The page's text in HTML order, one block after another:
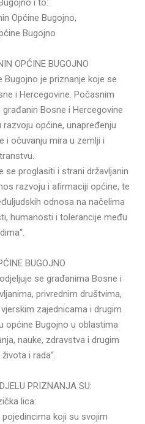
i to:
Općine Bugojno,
Bugojno
OPĆINE BUGOJNO
Bugojno je priznanje koje se
i Hercegovine. Počasnim
Bosne i Hercegovine
općine, unapređenju
i očuvanju mira u zemlji i
se proglasiti i strani državljanin
razvoju i afirmaciji općine, te
odnosa na načelima
humanosti i tolerancije među
BUGOJNO
se građanima Bosne i
privrednim društvima,
zajednicama i drugim
općine Bugojno u oblastima
nauke, zdravstva i drugim
i rada“.
PRIZNANJA SU:
lica:
koji su svojim